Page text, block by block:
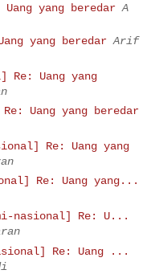
yang beredar A
yang beredar Arif
Re: Uang yang
Uang yang beredar
Re: Uang yang
Re: Uang yang...
nasional] Re: U...
Re: Uang ...